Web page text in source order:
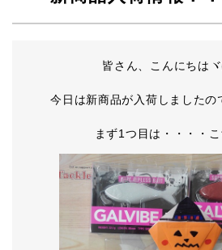
皆さん、こんにち
今日は新商品が入荷しましたの
まず1つ目は・・・・こ